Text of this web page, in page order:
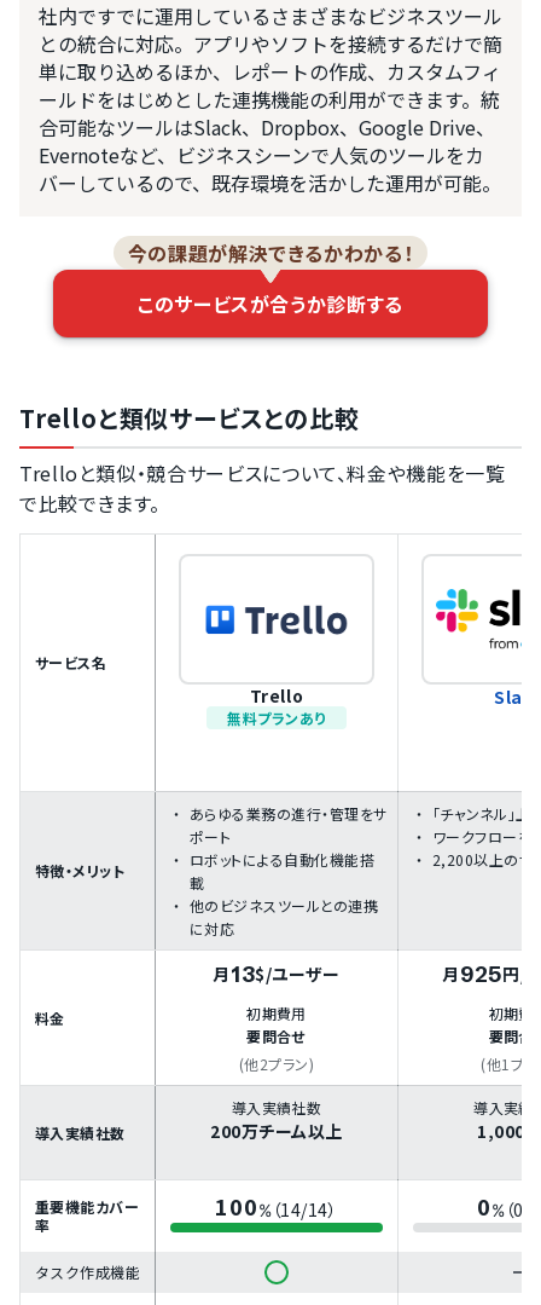
社内ですでに運用しているさまざまなビジネスツール
との統合に対応。アプリやソフトを接続するだけで簡
単に取り込めるほか、レポートの作成、カスタムフィ
ールドをはじめとした連携機能の利用ができます。統
合可能なツールはSlack、Dropbox、Google Drive、
Evernoteなど、ビジネスシーンで人気のツールをカ
バーしているので、既存環境を活かした運用が可能。
今の課題が解決できるかわかる！
このサービスが合うか診断する
Trelloと類似サービスとの比較
Trelloと類似・競合サービスについて、料金や機能を一覧
で比較できます。
サービス名
Trello
無料プランあり
特徴・メリット
あらゆる業務の進行・管理をサ
ポート
ロボットによる自動化機能搭
載
他のビジネスツールとの連携
に対応
「チャンネル」
ワークフローを
2,200以上のサ
料金
月 13$/ユーザー
初期費用
要問合せ
(他2プラン)
月 925円
初期費
要問合
(他1プラ
導入実績社数
導入実績社数
200万チーム以上
導入実績
1,000
重要機能カバー
率
100%（14/14） 0%（0/
タスク作成機能